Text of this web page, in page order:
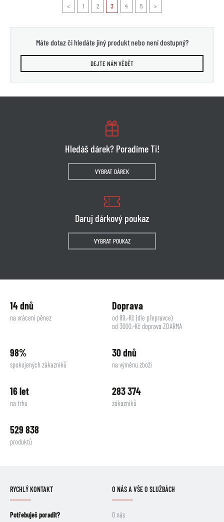
< 1 2 3 4 5 >
Máte dotaz či hledáte jiný produkt nebo není dostupný?
DEJTE NÁM VĚDĚT
Hledáš dárek? Poradíme Ti!
VYBRAT DÁREK
Daruj dárkový poukaz
VYBRAT POUKAZ
14 dnů
na vrácení pěnez
Doprava
od 89,-Kč (dle přepravce)
od 3000,-Kč doprava ZDARMA
98%
spokojených zákazníků
30 dnů
na výměnu zboží
16 let
na trhu
283 374
zákazníků
529 838
produktů
RYCHLÝ KONTAKT
Potřebuješ poradit?
O NÁS A VŠE O SLUŽBÁCH
O nás